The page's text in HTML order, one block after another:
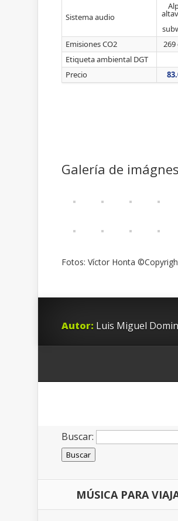
Sistema audio
Emisiones CO2
Etiqueta ambiental DGT
Precio
Galería de imágnes
Fotos: Víctor Honta
Autor: Luis Miguel
Buscar:
MÚSICA PARA